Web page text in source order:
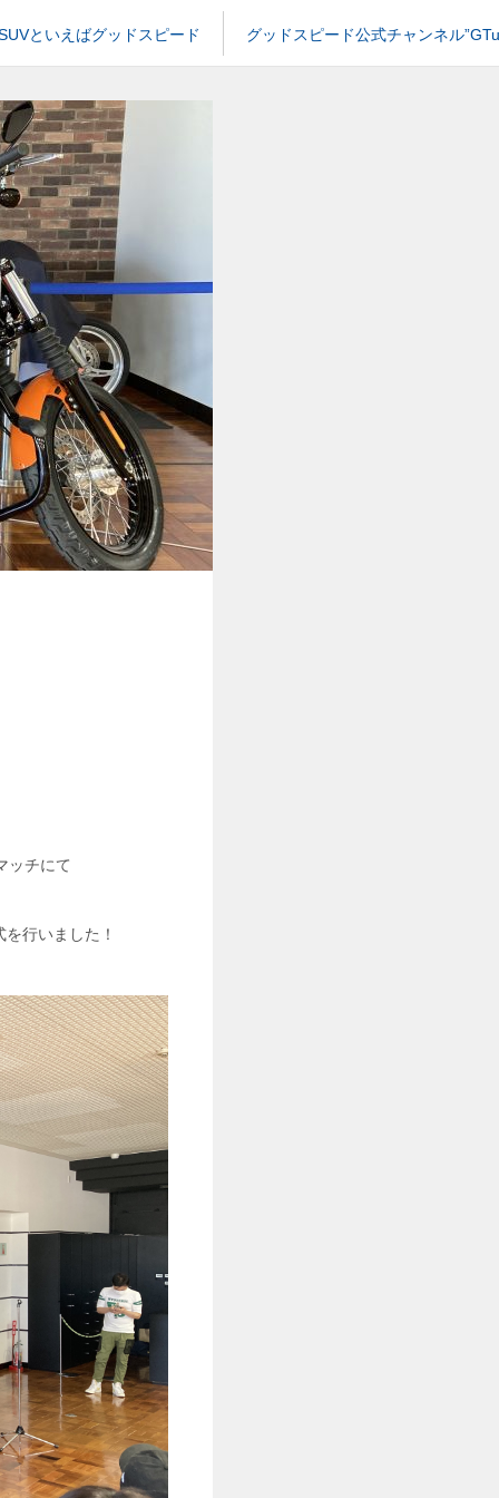
といえばグッドスピード グッドスピード公式チャンネル
ッチにて
を行いました！